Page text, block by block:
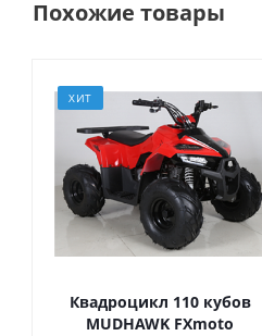
Похожие товары
ХИТ
Квадроцикл 110 кубов
MUDHAWK FXmoto